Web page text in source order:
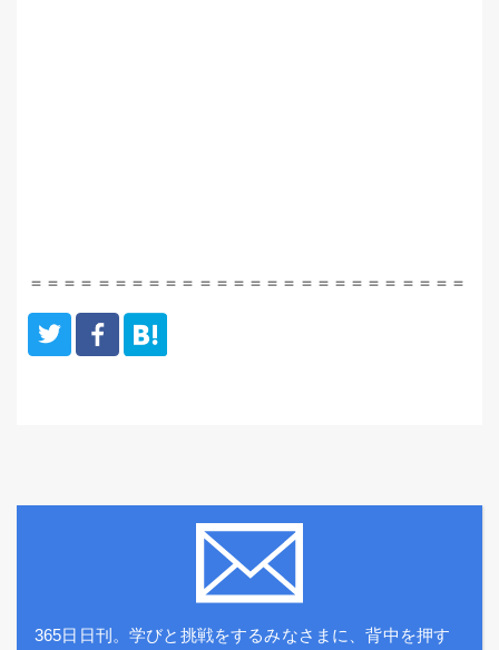
＝＝＝＝＝＝＝＝＝＝＝＝＝＝＝＝＝＝＝＝＝＝＝＝＝＝
365日日刊。学びと挑戦をするみなさまに、背中を押す